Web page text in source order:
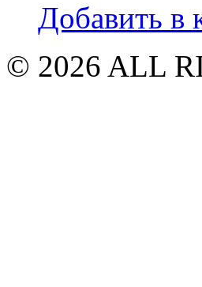
Добавить в
© 2026 ALL